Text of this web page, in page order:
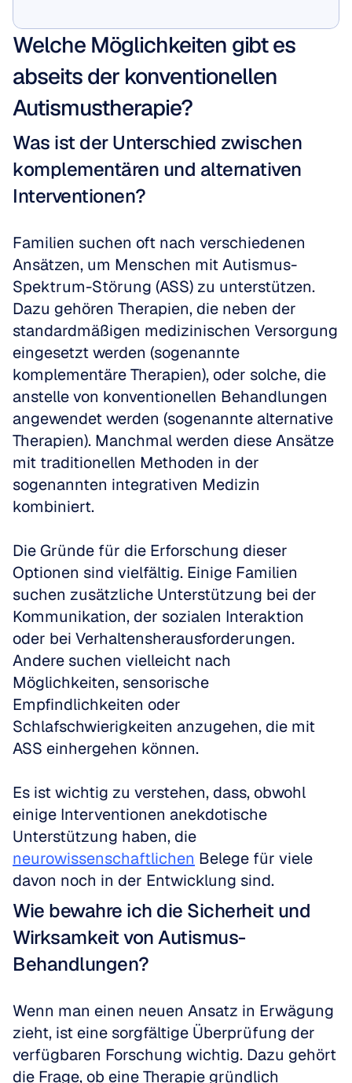
Welche Möglichkeiten gibt es
abseits der konventionellen
Autismustherapie?
Was ist der Unterschied zwischen
komplementären und alternativen
Interventionen?
Familien suchen oft nach verschiedenen
Ansätzen, um Menschen mit Autismus-
Spektrum-Störung (ASS) zu unterstützen.
Dazu gehören Therapien, die neben der
standardmäßigen medizinischen Versorgung
eingesetzt werden (sogenannte
komplementäre Therapien), oder solche, die
anstelle von konventionellen Behandlungen
angewendet werden (sogenannte alternative
Therapien). Manchmal werden diese Ansätze
mit traditionellen Methoden in der
sogenannten integrativen Medizin
kombiniert.
Die Gründe für die Erforschung dieser
Optionen sind vielfältig. Einige Familien
suchen zusätzliche Unterstützung bei der
Kommunikation, der sozialen Interaktion
oder bei Verhaltensherausforderungen.
Andere suchen vielleicht nach
Möglichkeiten, sensorische
Empfindlichkeiten oder
Schlafschwierigkeiten anzugehen, die mit
ASS einhergehen können.
Es ist wichtig zu verstehen, dass, obwohl
einige Interventionen anekdotische
neurowissenschaftlichen Belege für viele
davon noch in der Entwicklung sind.
Wie bewahre ich die Sicherheit und
Wirksamkeit von Autismus-
Behandlungen?
Wenn man einen neuen Ansatz in Erwägung
zieht, ist eine sorgfältige Überprüfung der
verfügbaren Forschung wichtig. Dazu gehört
die Frage, ob eine Therapie gründlich